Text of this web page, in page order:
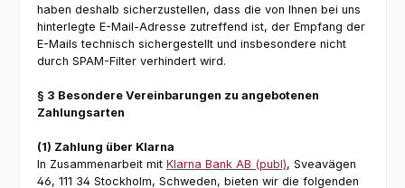
haben deshalb sicherzustellen, dass die von Ihnen bei uns
hinterlegte E-Mail-Adresse zutreffend ist, der Empfang der
E-Mails technisch sichergestellt und insbesondere nicht
durch SPAM-Filter verhindert wird.
§ 3 Besondere Vereinbarungen zu angebotenen
Zahlungsarten
(1) Zahlung über Klarna
In Zusammenarbeit mit Klarna Bank AB (publ), Sveavägen
46, 111 34 Stockholm, Schweden, bieten wir die folgenden